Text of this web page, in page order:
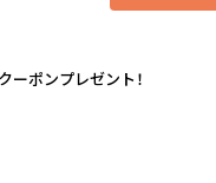
ポンプレゼント！